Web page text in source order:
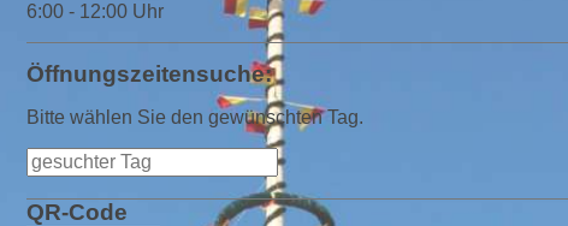
6:00 - 12:00 Uhr
Öffnungszeitensuche:
Bitte wählen Sie den gewünschten Tag.
QR-Code